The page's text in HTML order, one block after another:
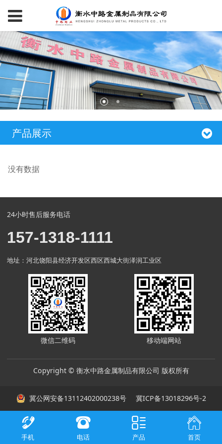
产品展示
没有数据
24小时售后服务电话
157-1318-1111
地址：河北饶阳县经济开发区西区西城大街泽润工业区
微信二维码 移动端网站
Copyright © 衡水中路金属制品有限公司 版权所有
冀公网安备13112402000238号 冀ICP备13018296号-2
手机 电话 产品 首页